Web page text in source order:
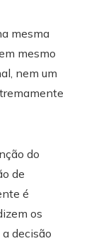
mesma
mesmo
nem um
do
de
é
os
decisão